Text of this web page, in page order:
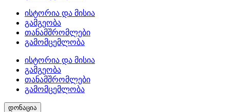
ისტორია და მისია
გამგეობა
თანამშრომლები
გამომცემლობა
ისტორია და მისია
გამგეობა
თანამშრომლები
გამომცემლობა
დონაცია